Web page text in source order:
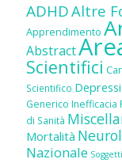
ADHDAltre
Apprendimento
Abstract
Scientifici
Scientifico
Generico Inefficacia
di Sanità
Mortalità
Nazionale